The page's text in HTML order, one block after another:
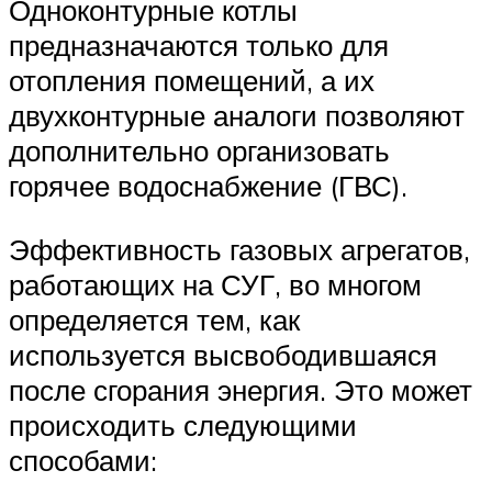
Одноконтурные котлы
предназначаются только для
отопления помещений, а их
двухконтурные аналоги позволяют
дополнительно организовать
горячее водоснабжение (ГВС).
Эффективность газовых агрегатов,
работающих на СУГ, во многом
определяется тем, как
используется высвободившаяся
после сгорания энергия. Это может
происходить следующими
способами: